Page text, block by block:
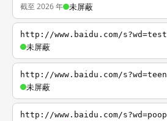
截至 2026 年 未屏蔽
http://www.baidu.com/s?wd=test
未屏蔽
http://www.baidu.com/s?wd=teen
未屏蔽
http://www.baidu.com/s?wd=poop